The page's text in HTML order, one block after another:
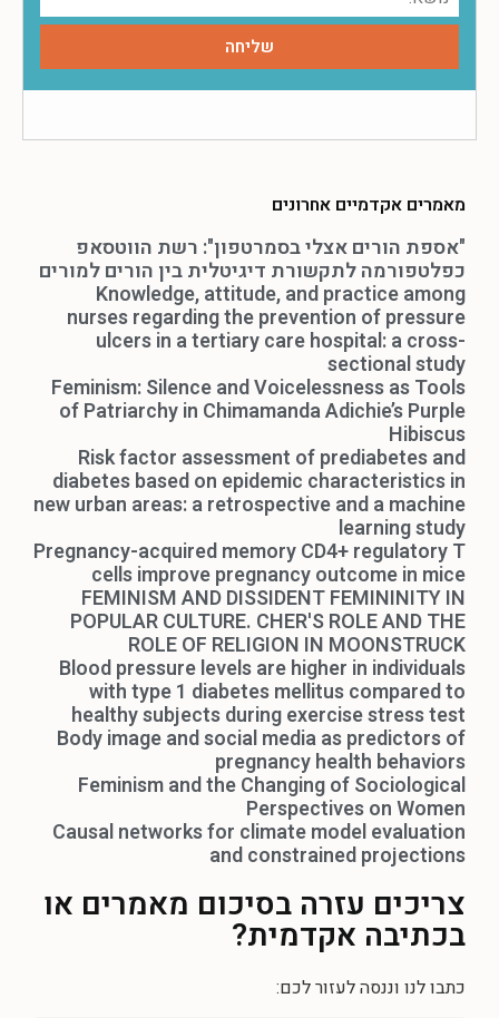
מאמרים אקדמיים אחרונים
"אספת הורים אצלי בסמרטפון": רשת הווטסאפ
כפלטפורמה לתקשורת דיגיטלית בין הורים למורים
Knowledge, attitude, and practice among
nurses regarding the prevention of pressure
ulcers in a tertiary care hospital: a cross-
sectional study
Feminism: Silence and Voicelessness as Tools
of Patriarchy in Chimamanda Adichie’s Purple
Hibiscus
Risk factor assessment of prediabetes and
diabetes based on epidemic characteristics in
new urban areas: a retrospective and a machine
learning study
Pregnancy-acquired memory CD4+ regulatory T
cells improve pregnancy outcome in mice
FEMINISM AND DISSIDENT FEMININITY IN
POPULAR CULTURE. CHER'S ROLE AND THE
ROLE OF RELIGION IN MOONSTRUCK
Blood pressure levels are higher in individuals
with type 1 diabetes mellitus compared to
healthy subjects during exercise stress test
Body image and social media as predictors of
pregnancy health behaviors
Feminism and the Changing of Sociological
Perspectives on Women
Causal networks for climate model evaluation
and constrained projections
צריכים עזרה בסיכום מאמרים או
בכתיבה אקדמית?
כתבו לנו וננסה לעזור לכם: